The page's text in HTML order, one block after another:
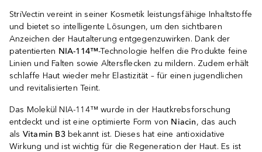
StriVectin vereint in seiner Kosmetik leistungsfähige Inhaltstoffe
und bietet so intelligente Lösungen, um den sichtbaren
Anzeichen der Hautalterung entgegenzuwirken. Dank der
patentierten NIA-114™-Technologie helfen die Produkte feine
Linien und Falten sowie Altersflecken zu mildern. Zudem erhält
schlaffe Haut wieder mehr Elastizität – für einen jugendlichen
und revitalisierten Teint.
Das Molekül NIA-114™ wurde in der Hautkrebsforschung
entdeckt und ist eine optimierte Form von Niacin, das auch
als Vitamin B3bekannt ist. Dieses hat eine antioxidative
Wirkung und ist wichtig für die Regeneration der Haut. Es ist